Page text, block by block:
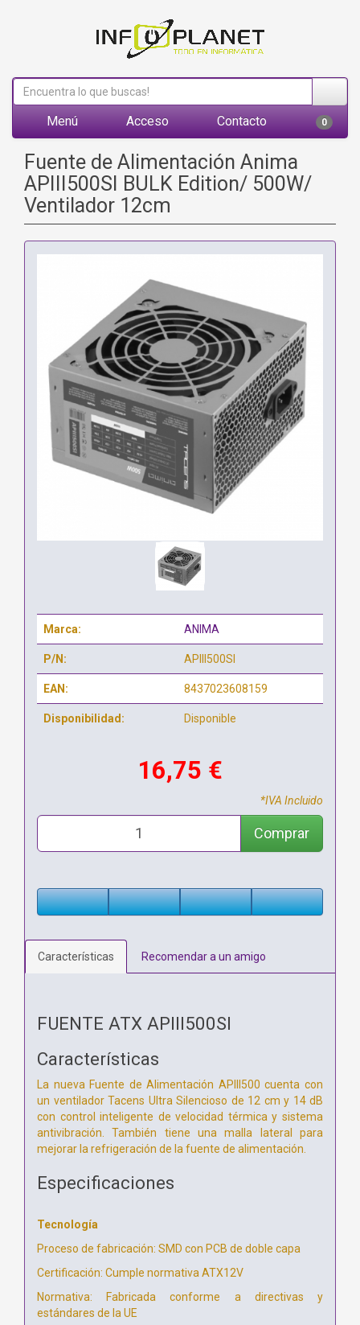
Menú Acceso Contacto 0
Fuente de Alimentación Anima
APIII500SI BULK Edition/ 500W/
Ventilador 12cm
Marca: ANIMA
P/N: APIII500SI
EAN: 8437023608159
Disponibilidad: Disponible
16,75 €
*IVA Incluido
Comprar
Características Recomendar a un amigo
FUENTE ATX APIII500SI
Características
La nueva Fuente de Alimentación APIII500 cuenta con
un ventilador Tacens Ultra Silencioso de 12 cm y 14 dB
con control inteligente de velocidad térmica y sistema
antivibración. También tiene una malla lateral para
mejorar la refrigeración de la fuente de alimentación.
Especificaciones
Tecnología
Proceso de fabricación: SMD con PCB de doble capa
Certificación: Cumple normativa ATX12V
Normativa: Fabricada conforme a directivas y
estándares de la UE